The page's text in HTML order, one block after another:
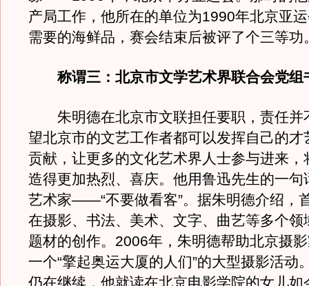
产局工作，他所在的单位为1990年北京亚
需要的海鲜品，赛会结束后被评了个三等功
称谓三：北京市文学艺术界联合会党组
朱明德在北京市文联担任要职，责任并
望北京市的文艺工作者都可以发挥自己的才
贡献，让更多的文化艺术界人士参与进来，
造得更加热烈、喜庆。他用鲁迅先生的一句
艺术家――“不要做看客”。据朱明德介绍，
在摄影、书法、美术、文字、曲艺等多个领
题材的创作。2006年，朱明德帮助北京摄
一个“擎起奥运大厦的人们”的大型摄影活动
仍在继续，他就读在北京电影学院的女儿如